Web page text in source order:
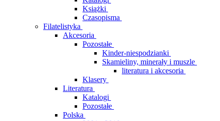
Książki
Czasopisma
Filatelistyka
Akcesoria
Pozostałe
Kinder-niespodzianki
Skamieliny, minerały i muszle
literatura i akcesoria
Klasery
Literatura
Katalogi
Pozostałe
Polska